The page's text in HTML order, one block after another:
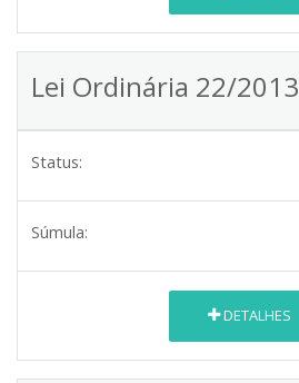
Lei Ordinária 22/2013
Status:
Súmula:
DETALHES